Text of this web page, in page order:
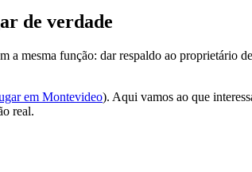
de verdade
mesma função: dar respaldo ao proprietário
em Montevideo). Aqui vamos ao que
real.